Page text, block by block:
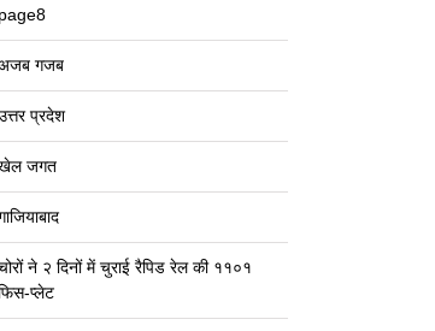
page8
गजब
प्रदेश
जगत
ने २ दिनों में चुराई रैपिड रेल की ११०१
प्लेट